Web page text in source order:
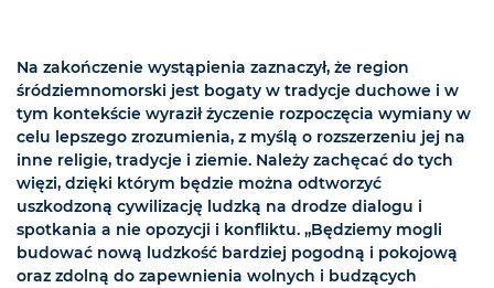
Na zakończenie wystąpienia zaznaczył, że region
śródziemnomorski jest bogaty w tradycje duchowe i w
tym kontekście wyraził życzenie rozpoczęcia wymiany w
celu lepszego zrozumienia, z myślą o rozszerzeniu jej na
inne religie, tradycje i ziemie. Należy zachęcać do tych
więzi, dzięki którym będzie można odtworzyć
uszkodzoną cywilizację ludzką na drodze dialogu i
spotkania a nie opozycji i konfliktu. „Będziemy mogli
budować nową ludzkość bardziej pogodną i pokojową
oraz zdolną do zapewnienia wolnych i budzących